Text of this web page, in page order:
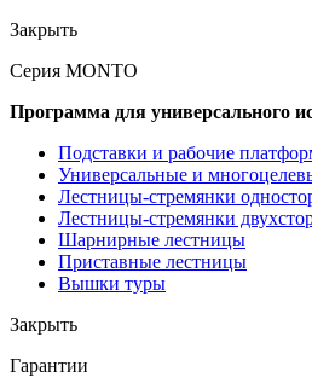
Закрыть
Серия MONTO
Программа для универсального
Подставки и рабочие
Универсальные и
Лестницы-стремянки
Лестницы-стремянки
Шарнирные лестницы
Приставные лестницы
Вышки туры
Закрыть
Гарантии